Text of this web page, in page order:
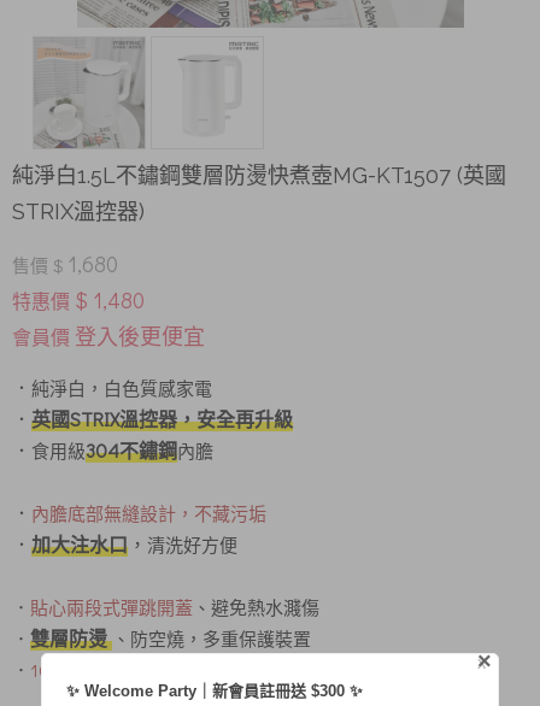
純淨白1.5L不鏽鋼雙層防燙快煮壺MG-KT1507 (英國
STRIX溫控器)
售價 $ 1,680
特惠價 $ 1,480
會員價 登入後更便宜
． 純淨白，白色質感家電
． 英國STRIX溫控器，安全再升級
． 食用級304不鏽鋼內膽
． 內膽底部無縫設計，不藏污垢
． 加大注水口 ， 清洗好方便
． 貼心兩段式彈跳開蓋 、避免熱水濺傷
． 雙層防燙 、防空燒，多重保護裝置
． 1000W大功率快速加熱 ×
X
✨ Welcome Party｜新會員註冊送 $300 ✨